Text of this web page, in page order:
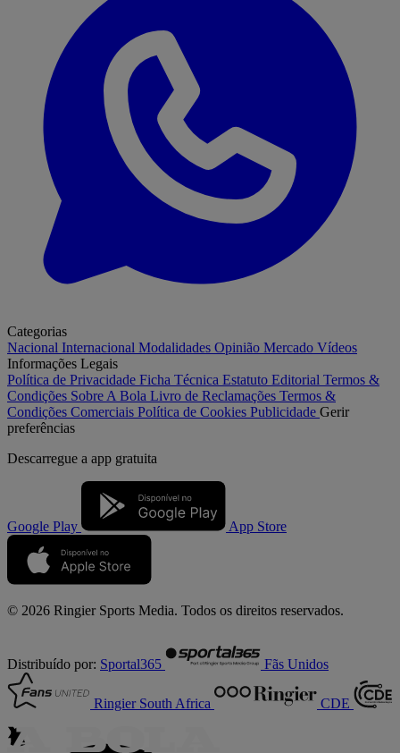
Categorias
Nacional Internacional Modalidades Opinião Mercado Vídeos
Informações Legais
Política de Privacidade Ficha Técnica Estatuto Editorial Termos &
Condições Sobre A Bola Livro de Reclamações Termos &
Condições Comerciais Política de Cookies Publicidade Gerir
preferências
Descarregue a app gratuita
Google Play App Store
© 2026 Ringier Sports Media. Todos os direitos reservados.
Distribuído por: Sportal365 Fãs Unidos
Ringier South Africa CDE